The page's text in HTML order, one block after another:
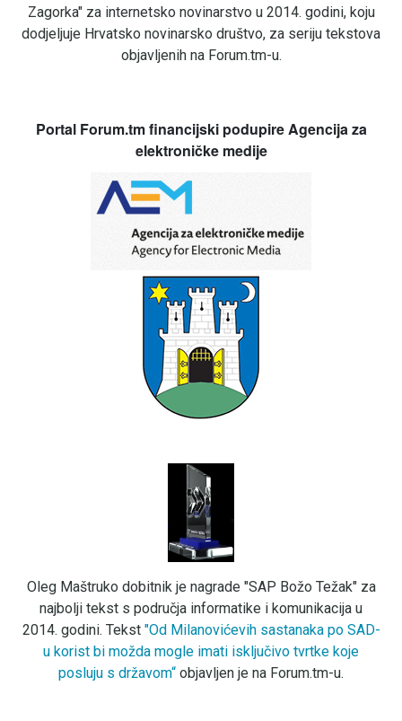
Zagorka" za internetsko novinarstvo u 2014. godini, koju
dodjeljuje Hrvatsko novinarsko društvo, za seriju tekstova
objavljenih na Forum.tm-u.
Portal Forum.tm financijski podupire Agencija za
elektroničke medije
Oleg Maštruko dobitnik je nagrade "SAP Božo Težak" za
najbolji tekst s područja informatike i komunikacija u
2014. godini. Tekst "Od Milanovićevih sastanaka po SAD-
u korist bi možda mogle imati isključivo tvrtke koje
posluju s državom“ objavljen je na Forum.tm-u.